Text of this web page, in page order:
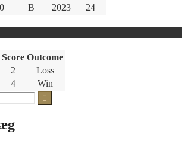
B 2023 24
Score Outcome
2
Loss
4
Win